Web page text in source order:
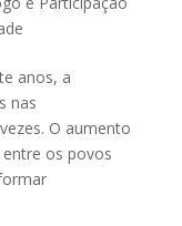
anos, a
nas
O aumento
os povos